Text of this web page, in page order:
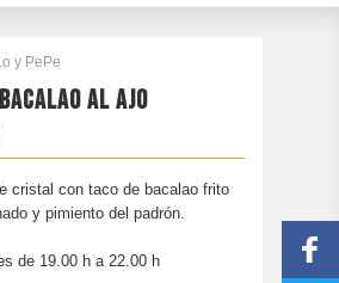
y PePe
AL AJO
cristal con taco de bacalao frito
y pimiento del padrón.
de 19.00 h a 22.00 h